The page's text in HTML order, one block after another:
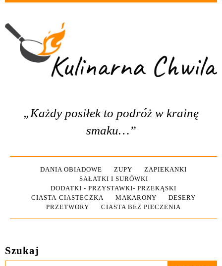
„Każdy posiłek to podróż w krainę
smaku…”
DANIA OBIADOWE ZUPY
ZAPIEKANKI
SAŁATKI I SURÓWKI
DODATKI - PRZYSTAWKI- PRZEKĄSKI
CIASTA-CIASTECZKA
MAKARONY
DESERY
PRZETWORY
CIASTA BEZ PIECZENIA
Szukaj